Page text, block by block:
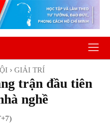
GIẢI TRÍ
trận đầu tiên
nghề